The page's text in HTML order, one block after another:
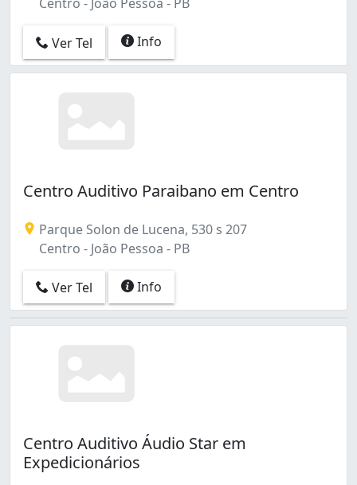
Centro - João Pessoa - PB
Ver Tel Info
Centro Auditivo Paraibano em Centro
Parque Solon de Lucena, 530 s 207
Centro - João Pessoa - PB
Ver Tel Info
Centro Auditivo Áudio Star em
Expedicionários